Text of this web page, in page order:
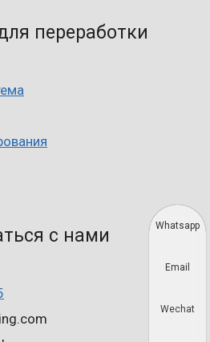
переработки
с нами Whatsapp
Email
Wechat